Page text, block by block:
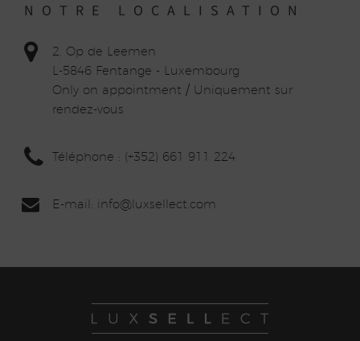
NOTRE LOCALISATION
2, Op de Leemen
L-5846 Fentange - Luxembourg
Only on appointment / Uniquement sur
rendez-vous
Téléphone : (+352) 661 911 224
E-mail: info@luxsellect.com